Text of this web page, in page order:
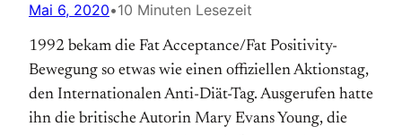
Mai 6, 2020•10 Minuten Lesezeit
1992 bekam die Fat Acceptance/Fat Positivity-
Bewegung so etwas wie einen offiziellen Aktions­tag,
den Internationalen Anti-Diät-Tag. Aus­gerufen hatte
ihn die britische Autorin Mary Evans Young, die